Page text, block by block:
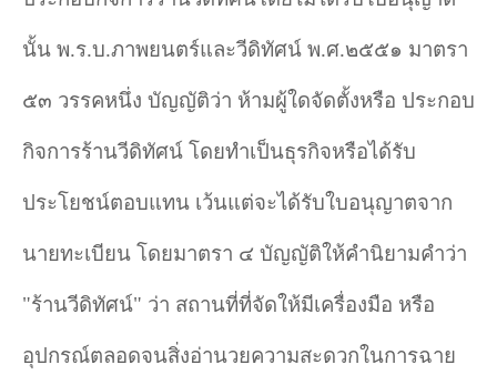
นั้น พ.ร.บ.ภาพยนตร์และวีดิทัศน์ พ.ศ.๒๕๕๑ มาตรา
๕๓ วรรคหนึ่ง บัญญัติว่า ห้ามผู้ใดจัดตั้งหรือ ประกอบ
กิจการร้านวีดิทัศน์ โดยทำเป็นธุรกิจหรือได้รับ
ประโยชน์ตอบแทน เว้นแต่จะได้รับใบอนุญาตจาก
นายทะเบียน โดยมาตรา ๔ บัญญัติให้คำนิยามคำว่า
"ร้านวีดิทัศน์" ว่า สถานที่ที่จัดให้มีเครื่องมือ หรือ
อุปกรณ์ตลอดจนสิ่งอ่านวยความสะดวกในการฉาย